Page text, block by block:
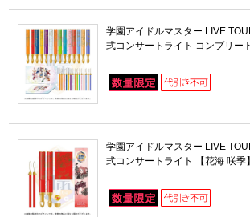
学園アイドルマスター LIVE
式コンサートライト コンプリー
学園アイドルマスター LIVE
式コンサートライト 【花海 咲季】